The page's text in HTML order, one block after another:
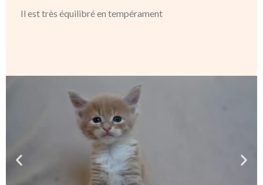
Il est très équilibré en tempérament